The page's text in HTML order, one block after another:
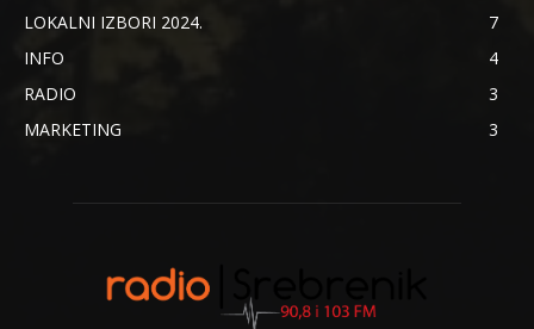
LOKALNI IZBORI 2024.
7
INFO
4
RADIO
3
MARKETING
3